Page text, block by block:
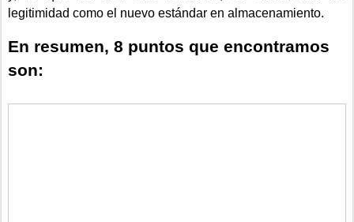
legitimidad como el nuevo estándar en almacenamiento.
En resumen, 8 puntos que encontramos
son: